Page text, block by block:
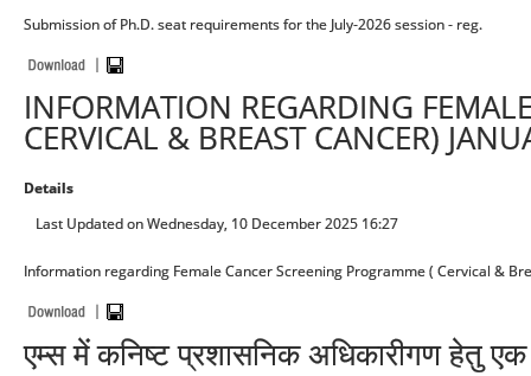
Submission of Ph.D. seat requirements for the July-2026 session - reg.
INFORMATION REGARDING
CERVICAL & BREAST CANCER)
Details
Last Updated on Wednesday, 10 December 2025 16:27
Information regarding Female Cancer Screening Programme ( Cervical &
एम्स में कनिष्ट प्रशासनिक अधिकारीगण हेतु एक